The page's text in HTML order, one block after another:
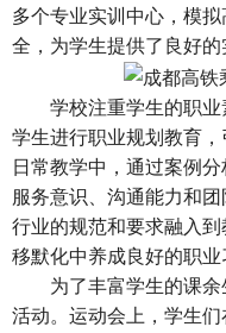
多个专业实训中心，模
全，为学生提供了良好的
学校注重学生的职业
学生进行职业规划教育
日常教学中，通过案例
服务意识、沟通能力和
行业的规范和要求融入
移默化中养成良好的职业
为了丰富学生的课余
活动。运动会上，学生